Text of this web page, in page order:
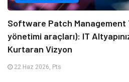
Software Patch Management
yönetimi araçları): IT
Kurtaran Vizyon
22 Haz 2026, Pts